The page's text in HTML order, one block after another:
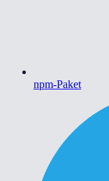
npm-Paket